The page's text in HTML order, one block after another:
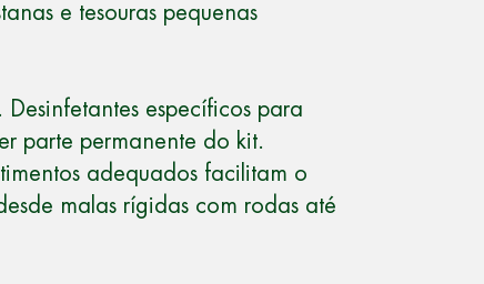
e tesouras pequenas
específicos para
parte permanente do kit.
adequados facilitam o
malas rígidas com rodas até